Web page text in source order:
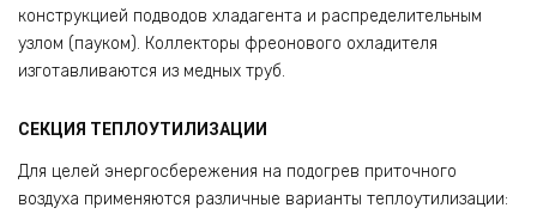
конструкцией подводов хладагента и распределительным
узлом (пауком). Коллекторы фреонового охладителя
изготавливаются из медных труб.
СЕКЦИЯ ТЕПЛОУТИЛИЗАЦИИ
Для целей энергосбережения на подогрев приточного
воздуха применяются различные варианты теплоутилизации: